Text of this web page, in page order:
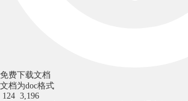
免费下载文档
文档为doc格式
124 3,196